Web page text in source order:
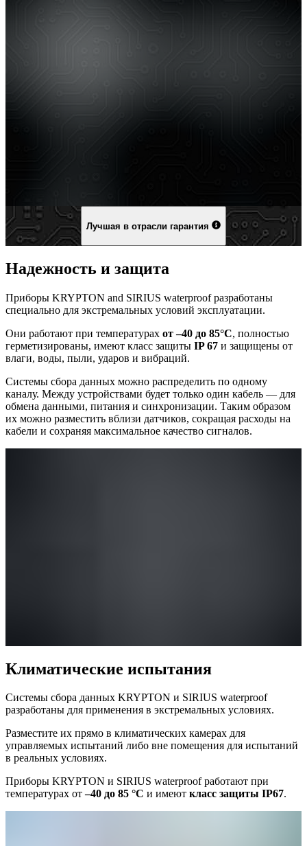
Лучшая в отрасли гарантия
Надежность и защита
Приборы KRYPTON and SIRIUS waterproof разработаны
специально для экстремальных условий эксплуатации.
Они работают при температурах от –40 до 85°C, полностью
герметизированы, имеют класс защиты IP 67 и защищены от
влаги, воды, пыли, ударов и вибраций.
Системы сбора данных можно распределить по одному
каналу. Между устройствами будет только один кабель — для
обмена данными, питания и синхронизации. Таким образом
их можно разместить вблизи датчиков, сокращая расходы на
кабели и сохраняя максимальное качество сигналов.
Климатические испытания
Системы сбора данных KRYPTON и SIRIUS waterproof
разработаны для применения в экстремальных условиях.
Разместите их прямо в климатических камерах для
управляемых испытаний либо вне помещения для испытаний
в реальных условиях.
Приборы KRYPTON и SIRIUS waterproof работают при
температурах от–40 до 85 °C и имеют класс защиты IP67.